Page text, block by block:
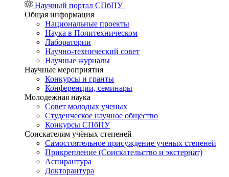
Научный портал СПбПУ
Общая информация
Национальные проекты
Наука в Политехническом
Лаборатории
Научно-технический совет
Научные журналы
Научные мероприятия
Конкурсы и гранты
Конференции, семинары
Молодежная наука
Совет молодых ученых
Студенческое научное общество
Конкурсы СПбПУ
Соискателям учёных степеней
Самостоятельное присуждение ученых степеней
Прикрепление (Соискательство и экстернат)
Аспирантура
Докторантура